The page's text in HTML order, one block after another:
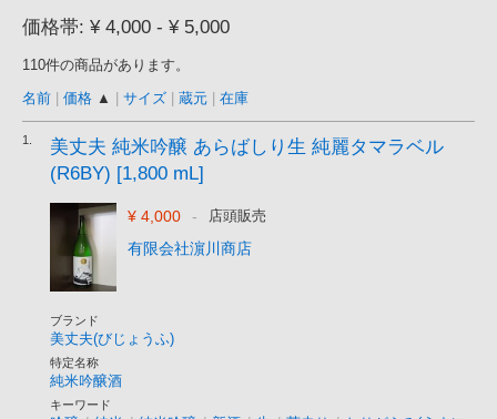
価格帯: ¥ 4,000 - ¥ 5,000
110件の商品があります。
名前
価格 ▲ サイズ 蔵元 在庫
1.
美丈夫 純米吟醸 あらばしり生 純麗タマラベル
(R6BY) [1,800 mL]
¥ 4,000 - 店頭販売
有限会社濵川商店
ブランド
美丈夫(びじょうふ)
特定名称
純米吟醸酒
キーワード